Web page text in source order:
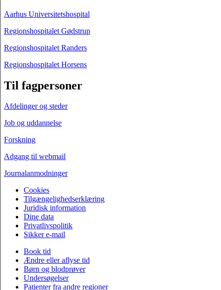
Aarhus Universitetshospital
Regionshospitalet Gødstrup
Regionshospitalet Randers
Regionshospitalet Horsens
Til fagpersoner
Afdelinger og steder
Job og uddannelse
Forskning
Adgang til webmail
Journalanmodninger
Cookies
Tilgængelighedserklæring
Juridisk information
Dine data
Privatlivspolitik
Sikker e-mail
Book tid
Ændre eller aflyse tid
Børn og blodprøver
Undersøgelser
Patienter fra andre regioner